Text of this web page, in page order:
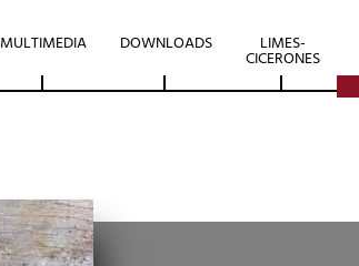
MULTIMEDIA DOWNLOADS LIMES-
CICERONES